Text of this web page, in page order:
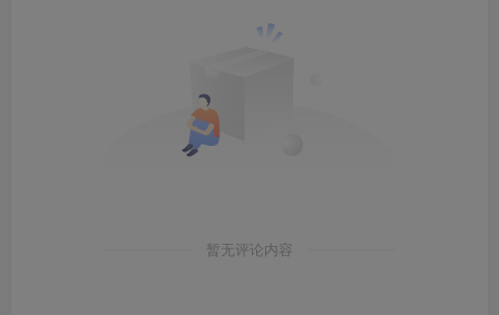
暂无评论内容